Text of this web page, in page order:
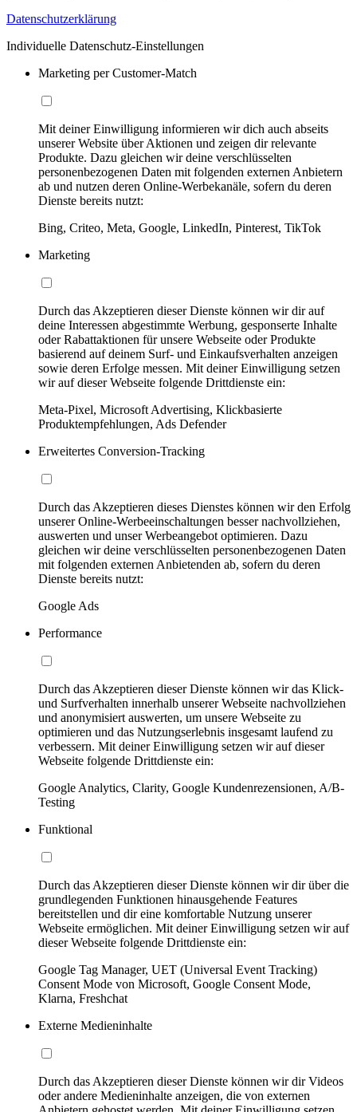
Datenschutzerklärung
Individuelle Datenschutz-Einstellungen
Marketing per Customer-Match
Mit deiner Einwilligung informieren wir dich auch abseits
unserer Website über Aktionen und zeigen dir relevante
Produkte. Dazu gleichen wir deine verschlüsselten
personenbezogenen Daten mit folgenden externen Anbietern
ab und nutzen deren Online-Werbekanäle, sofern du deren
Dienste bereits nutzt:
Bing, Criteo, Meta, Google, LinkedIn, Pinterest, TikTok
Marketing
Durch das Akzeptieren dieser Dienste können wir dir auf
deine Interessen abgestimmte Werbung, gesponserte Inhalte
oder Rabattaktionen für unsere Webseite oder Produkte
basierend auf deinem Surf- und Einkaufsverhalten anzeigen
sowie deren Erfolge messen. Mit deiner Einwilligung setzen
wir auf dieser Webseite folgende Drittdienste ein:
Meta-Pixel, Microsoft Advertising, Klickbasierte
Produktempfehlungen, Ads Defender
Erweitertes Conversion-Tracking
Durch das Akzeptieren dieses Dienstes können wir den Erfolg
unserer Online-Werbeeinschaltungen besser nachvollziehen,
auswerten und unser Werbeangebot optimieren. Dazu
gleichen wir deine verschlüsselten personenbezogenen Daten
mit folgenden externen Anbietenden ab, sofern du deren
Dienste bereits nutzt:
Google Ads
Performance
Durch das Akzeptieren dieser Dienste können wir das Klick-
und Surfverhalten innerhalb unserer Webseite nachvollziehen
und anonymisiert auswerten, um unsere Webseite zu
optimieren und das Nutzungserlebnis insgesamt laufend zu
verbessern. Mit deiner Einwilligung setzen wir auf dieser
Webseite folgende Drittdienste ein:
Google Analytics, Clarity, Google Kundenrezensionen, A/B-
Testing
Funktional
Durch das Akzeptieren dieser Dienste können wir dir über die
grundlegenden Funktionen hinausgehende Features
bereitstellen und dir eine komfortable Nutzung unserer
Webseite ermöglichen. Mit deiner Einwilligung setzen wir auf
dieser Webseite folgende Drittdienste ein:
Google Tag Manager, UET (Universal Event Tracking)
Consent Mode von Microsoft, Google Consent Mode,
Klarna, Freshchat
Externe Medieninhalte
Durch das Akzeptieren dieser Dienste können wir dir Videos
oder andere Medieninhalte anzeigen, die von externen